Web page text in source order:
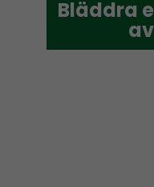
Bläddra
Bläddra